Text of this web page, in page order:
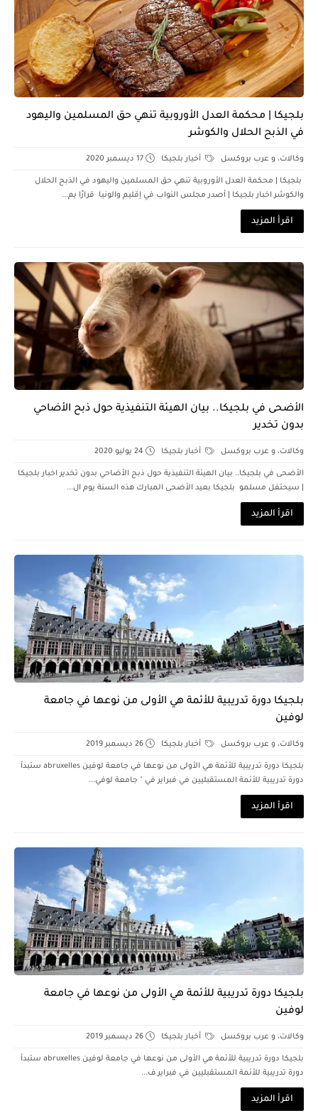
بلجيكا | محكمة العدل الأوروبية تنهي حق المسلمين واليهود
في الذبح الحلال والكوشر
وكالات، و عرب بروكسل أخبار بلجيكا 17 ديسمبر 2020
بلجيكا | محكمة العدل الأوروبية تنهي حق المسلمين واليهود في الذبح الحلال
والكوشر اخبار بلجيكا | أصدر مجلس النواب في إقليم والونيا قرارًا يم...
اقرأ المزيد
الأضحى في بلجيكا.. بيان الهيئة التنفيذية حول ذبح الأضاحي
بدون تخدير
وكالات، و عرب بروكسل أخبار بلجيكا 24 يوليو 2020
الأضحى في بلجيكا.. بيان الهيئة التنفيذية حول ذبح الأضاحي بدون تخدير اخبار بلجيكا
| سيحتفل مسلمو بلجيكا بعيد الأضحى المبارك هذه السنة يوم ال...
اقرأ المزيد
بلجيكا دورة تدريبية للأئمة هي الأولى من نوعها في جامعة
لوفين
وكالات، و عرب بروكسل أخبار بلجيكا 26 ديسمبر 2019
بلجيكا دورة تدريبية للأئمة هي الأولى من نوعها في جامعة لوفين abruxelles ستبدأ
دورة تدريبية للأئمة المستقبليين في فبراير في " جامعة لوفي...
اقرأ المزيد
بلجيكا دورة تدريبية للأئمة هي الأولى من نوعها في جامعة
لوفين
وكالات، و عرب بروكسل أخبار بلجيكا 26 ديسمبر 2019
بلجيكا دورة تدريبية للأئمة هي الأولى من نوعها في جامعة لوفين abruxelles ستبدأ
دورة تدريبية للأئمة المستقبليين في فبراير ف...
اقرأ المزيد